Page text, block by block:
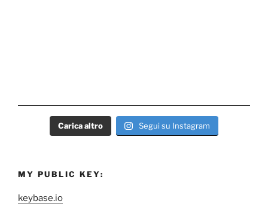
Carica altro Segui su Instagram
MY PUBLIC KEY:
keybase.io